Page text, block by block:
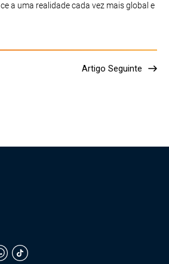
a uma realidade cada vez mais global e
Artigo Seguinte